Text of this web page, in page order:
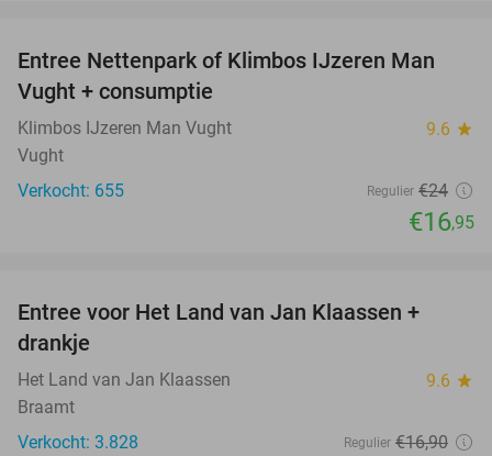
29%
Entree Nettenpark of Klimbos IJzeren Man
Vught + consumptie
Klimbos IJzeren Man Vught 9.6 star
Vught
Verkocht: 655
Regulier €24
€16,95
Entree voor Het Land van Jan Klaassen +
drankje
Het Land van Jan Klaassen 9.6 star
Braamt
Verkocht: 3.828
Regulier €16,90